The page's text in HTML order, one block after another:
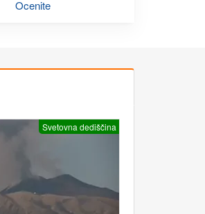
Ocenite
Svetovna dediščina